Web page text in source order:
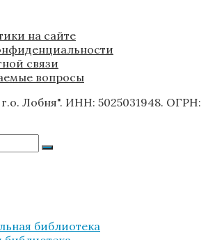
на сайте
связи
вопросы
Лобня". ИНН: 5025031948. ОГРН:
библиотека